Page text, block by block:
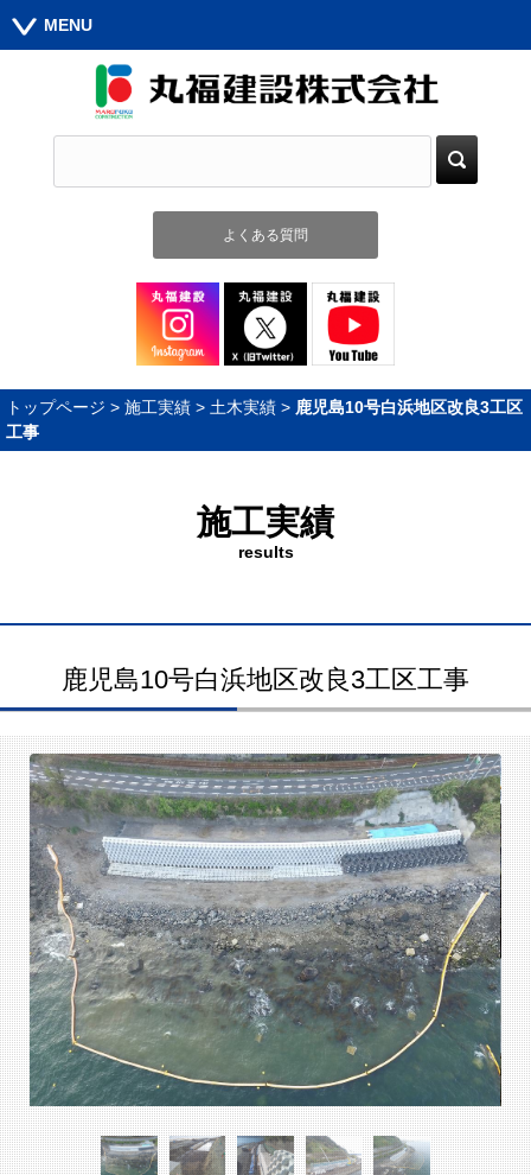
MENU
よくある質問
トップページ > 施工実績 > 土木実績 > 鹿児島10号白浜地区改良3工区
工事
施工実績
results
鹿児島10号白浜地区改良3工区工事